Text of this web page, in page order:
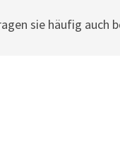
sie häufig auch